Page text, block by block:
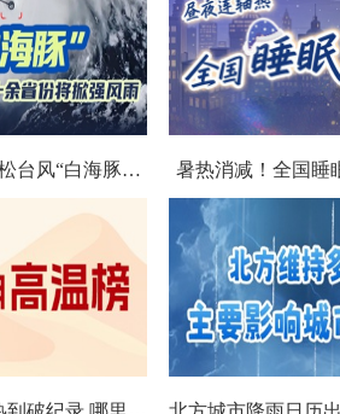
台风数字画像：马拉松台风“白海豚”将影响十余省份 暑热消减！全国睡